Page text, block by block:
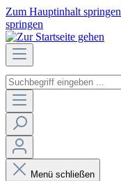
Zum Hauptinhalt springen
springen
Menü schließen